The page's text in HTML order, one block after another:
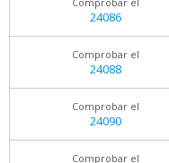
24086
Comprobar el
24088
Comprobar el
24090
Comprobar el